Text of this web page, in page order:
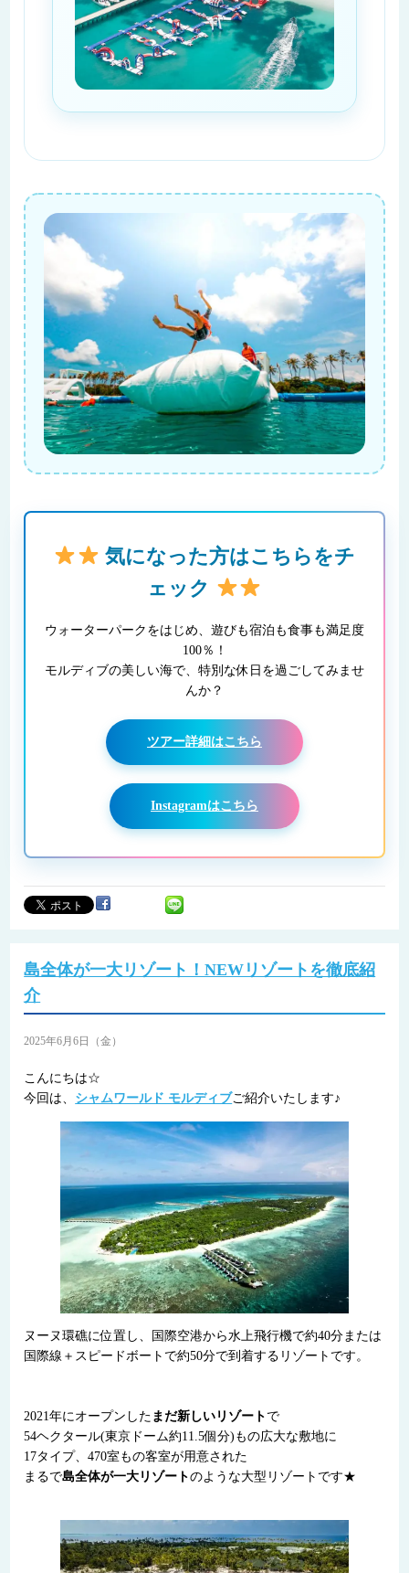
気になった方はこちらをチ
ェック
ウォーターパークをはじめ、遊びも宿泊も食事も満足度
100％！
モルディブの美しい海で、特別な休日を過ごしてみませ
んか？
ツアー詳細はこちら
Instagramはこちら
島全体が一大リゾート！NEWリゾートを徹底紹
介
2025年6月6日（金）
こんにちは☆
今回は、 シャムワールド モルディブご紹介いたします♪
ヌーヌ環礁に位置し、国際空港から水上飛行機で約40分または
国際線＋スピードボートで約50分で到着するリゾートです。
2021年にオープンした まだ新しいリゾート で
54ヘクタール(東京ドーム約11.5個分)もの広大な敷地に
17タイプ、470室もの客室が用意された
まるで島全体が一大リゾートのような大型リゾートです★